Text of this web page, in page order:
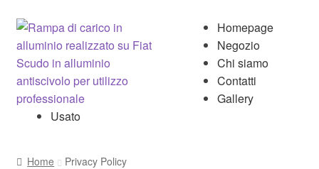
Vai
alla
navigazione
Vai
al
contenuto
Homepage
Negozio
Chi siamo
Contatti
Gallery
Usato
Home Privacy Policy